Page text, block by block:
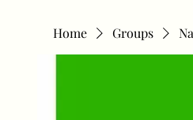
Home Groups